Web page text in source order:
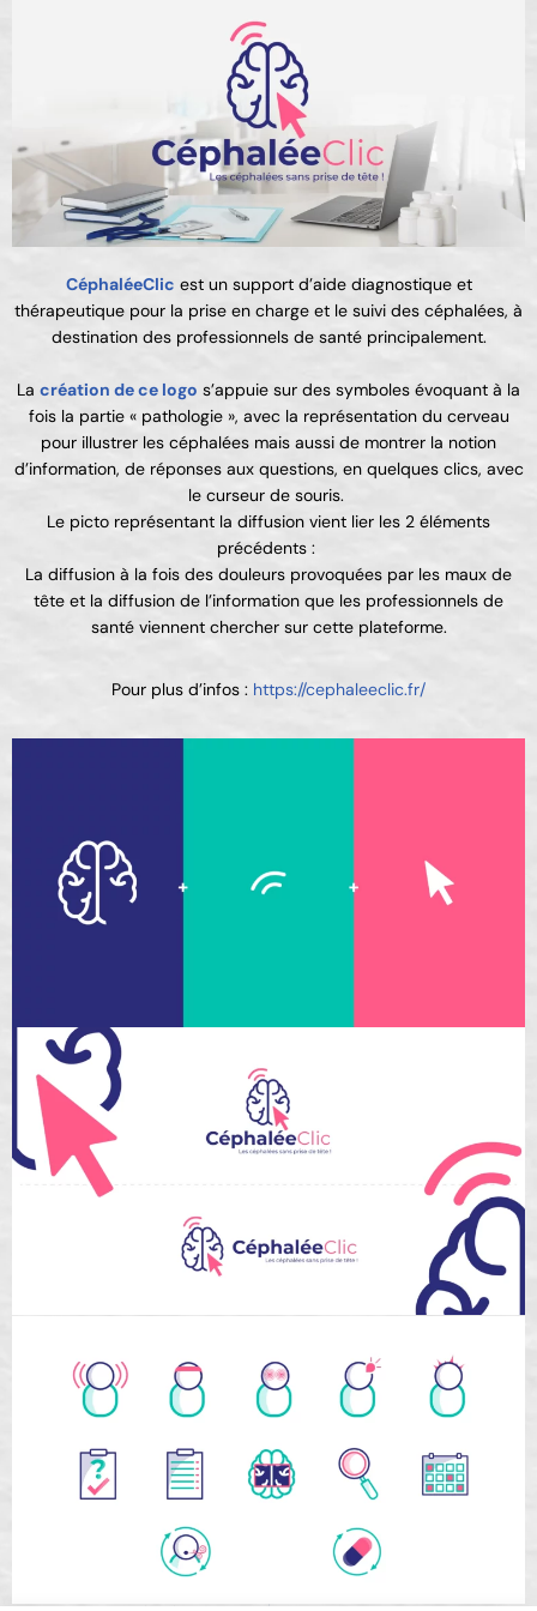
CéphaléeClic est un support d’aide diagnostique et
thérapeutique pour la prise en charge et le suivi des céphalées, à
destination des professionnels de santé principalement.
La création de ce logo s’appuie sur des symboles évoquant à la
fois la partie « pathologie », avec la représentation du cerveau
pour illustrer les céphalées mais aussi de montrer la notion
d’information, de réponses aux questions, en quelques clics, avec
le curseur de souris.
Le picto représentant la diffusion vient lier les 2 éléments
précédents :
La diffusion à la fois des douleurs provoquées par les maux de
tête et la diffusion de l’information que les professionnels de
santé viennent chercher sur cette plateforme.
Pour plus d’infos : https://cephaleeclic.fr/